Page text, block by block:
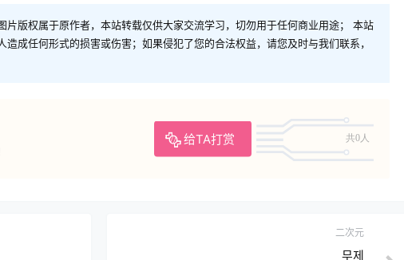
片版权属于原作者，本站转载仅供大家交流学习，切勿用于任何商业用途； 本站
成任何形式的损害或伤害；如果侵犯了您的合法权益，请您及时与我们联系，
给TA打赏 共0人
二次元
무제